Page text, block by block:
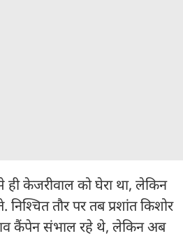
केजरीवाल को घेरा था, लेकिन
तौर पर तब प्रशांत किशोर
कैंपेन संभाल रहे थे, लेकिन अब